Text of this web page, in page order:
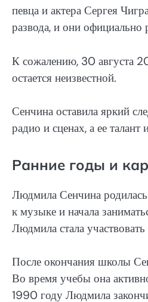
певца и актера Сергея
развода, и они официально
К сожалению, 30 августа
остается неизвестной.
Сенчина оставила яркий
радио и сценах, а ее
Ранние годы и
Людмила Сенчина
к музыке и начала
Людмила стала
После окончания школы
Во время учебы она
1990 году Людмила